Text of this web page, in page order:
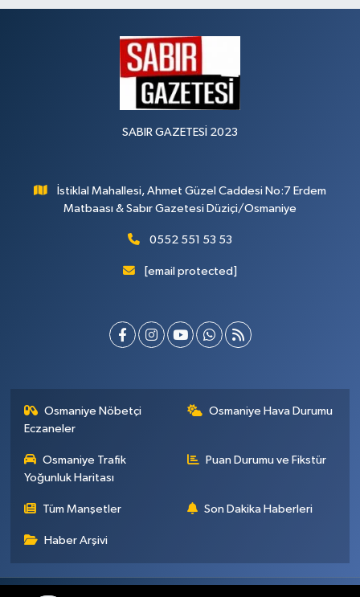
SABIR GAZETESİ 2023
İstiklal Mahallesi, Ahmet Güzel Caddesi No:7 Erdem
Matbaası & Sabır Gazetesi Düziçi/Osmaniye
0552 551 53 53
[email protected]
Osmaniye Nöbetçi
Eczaneler
Osmaniye Hava Durumu
Osmaniye Trafik
Yoğunluk Haritası
Puan Durumu ve Fikstür
Tüm Manşetler Son Dakika Haberleri
Haber Arşivi